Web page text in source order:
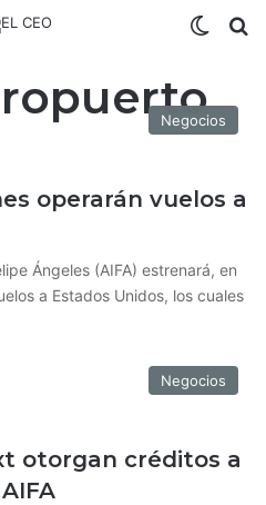
Negocios
operarán vuelos a
Ángeles (AIFA) estrenará, en
a Estados Unidos, los cuales
Negocios
otorgan créditos a